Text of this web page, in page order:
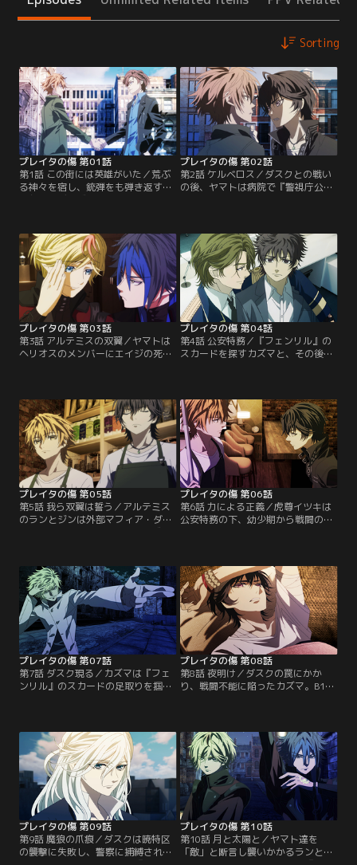
Sorting
プレイタの傷 第01話
第1話 この街には英雄がいた／荒ぶ
る神々を宿し、銃弾をも弾き返す力
を与えるディヴァイン・タトゥー。
する青年・ヤマトは、困っている人
間を誰でも助ける男。ある日、ヤマ
トは「暁の英雄」と呼ばれる男、
『ケルベロス』のタトゥーの宿主＜
スカード＞エイジと出会う。一戦を
交え意気投合する二人だが…。【提
供：バンダイチャンネル】
プレイタの傷 第02話
第2話 ケルベロス／ダスクとの戦い
の後、ヤマトは病院で『警視庁公安
はエイジから受け継いだタトゥー
『ケルベロス』を公安特務のために
使うようコウガに迫られる。大切な
弟・ミナトをも人質に取られ、選択
の余地はないと思われたヤマト。
【提供：バンダイチャンネル】
プレイタの傷 第03話
第3話 アルテミスの双翼／ヤマトは
ヘリオスのメンバーにエイジの死の
る。更に「ケルベロスを返せ」とエ
イジの弟・カズマと衝突。そんな
中、ヘリオスと対立しているチーム
アルテミスに追われる少女が助けを
求めてやってくる。【提供：バンダ
イチャンネル】
プレイタの傷 第04話
第4話 公安特務／『フェンリル』の
スカードを探すカズマと、その後を
姿はなかった。一方、公安特務の2
人がティターンを訪れる。鉢合わせ
したヤマトは身の危険を感じ逃走す
るが、イツキがそれを追う。残った
カズマも『ケルベロス』を拘束しよ
うと動くコウガと衝突。【提供：バ
ンダイチャンネル】
プレイタの傷 第05話
第5話 我ら双翼は誓う／アルテミス
のランとジンは外部マフィア・ダス
クとの内通者と、アルテミス構成員
ル』の情報を手に入れるためにヘリ
オスの拠点であるティターンを訪れ
る。そこで明かされる事実とは…。
更にランとジンはこの事件を打開す
るため…。【提供：バンダイチャン
ネル】
プレイタの傷 第06話
第6話 力による正義／虎尊イツキは
公安特務の下、幼少期から戦闘のた
感情を覚えていた。公安特務が軟禁
しているヤマトの弟・ミナトの元へ
出向き、ヤマトに関して尋ねるもそ
の感情に答えは出ない。その頃、カ
ズマは度重なる戦闘で疲労し、熱を
出していた。【提供：バンダイチャ
ンネル】
プレイタの傷 第07話
第7話 ダスク現る／カズマは『フェ
ンリル』のスカードの足取りを掴め
し、ヤマトに戦いを挑む。しかし全
て受け流され、いとも簡単に一撃を
くらってしまう。バンリから日本刀
を渡された過去を思い出しつつも無
力な自分に焦りを覚えるカズマ。そ
んな彼の目の前に…。【提供：バン
ダイチャンネル】
プレイタの傷 第08話
第8話 夜明け／ダスクの罠にかか
り、戦闘不能に陥ったカズマ。B1＜
間、ヘリオスだけを狙うダスクのリ
ーダー・鞍馬ホクトは用意周到に立
ち回る。英雄・エイジの代わりに、
と孤軍奮闘するヤマトだったが、圧
倒的な数の敵に徐々に追い詰められ
ていく。その時現れた…。【提供：
バンダイチャンネル】
プレイタの傷 第09話
第9話 魔狼の爪痕／ダスクは暁特区
の襲撃に失敗し、警察に捕縛され、
プレイタの傷 第10話
第10話 月と太陽と／ヤマト達を
「敵」と断言し襲いかかるランとジ